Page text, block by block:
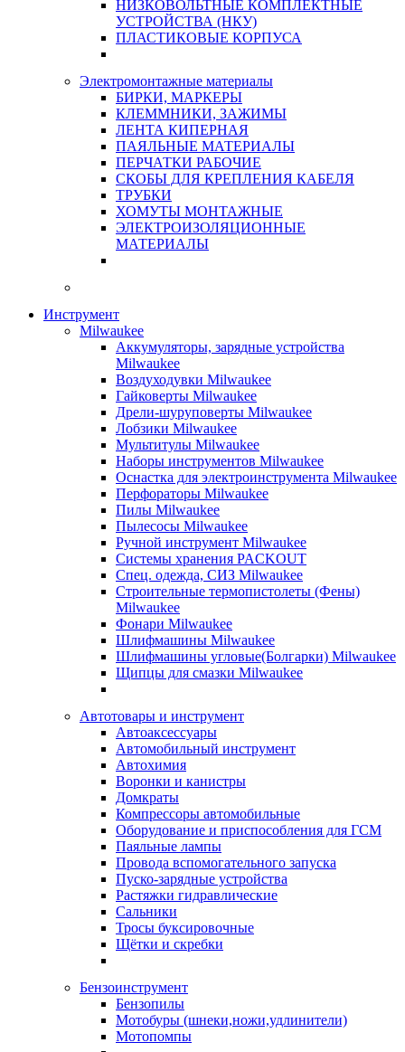
НИЗКОВОЛЬТНЫЕ КОМПЛЕКТНЫЕ
УСТРОЙСТВА (НКУ)
ПЛАСТИКОВЫЕ КОРПУСА
Электромонтажные материалы
БИРКИ, МАРКЕРЫ
КЛЕММНИКИ, ЗАЖИМЫ
ЛЕНТА КИПЕРНАЯ
ПАЯЛЬНЫЕ МАТЕРИАЛЫ
ПЕРЧАТКИ РАБОЧИЕ
СКОБЫ ДЛЯ КРЕПЛЕНИЯ КАБЕЛЯ
ТРУБКИ
ХОМУТЫ МОНТАЖНЫЕ
ЭЛЕКТРОИЗОЛЯЦИОННЫЕ
МАТЕРИАЛЫ
Инструмент
Milwaukee
Аккумуляторы, зарядные устройства
Milwaukee
Воздуходувки Milwaukee
Гайковерты Milwaukee
Дрели-шуруповерты Milwaukee
Лобзики Milwaukee
Мультитулы Milwaukee
Наборы инструментов Milwaukee
Оснастка для электроинструмента Milwaukee
Перфораторы Milwaukee
Пилы Milwaukee
Пылесосы Milwaukee
Ручной инструмент Milwaukee
Системы хранения PACKOUT
Спец. одежда, СИЗ Milwaukee
Строительные термопистолеты (Фены)
Milwaukee
Фонари Milwaukee
Шлифмашины Milwaukee
Шлифмашины угловые(Болгарки) Milwaukee
Щипцы для смазки Milwaukee
Автотовары и инструмент
Автоаксессуары
Автомобильный инструмент
Автохимия
Воронки и канистры
Домкраты
Компрессоры автомобильные
Оборудование и приспособления для ГСМ
Паяльные лампы
Провода вспомогательного запуска
Пуско-зарядные устройства
Растяжки гидравлические
Сальники
Тросы буксировочные
Щётки и скребки
Бензоинструмент
Бензопилы
Мотобуры (шнеки,ножи,удлинители)
Мотопомпы